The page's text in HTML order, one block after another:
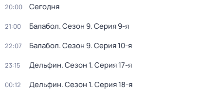
20:00 Сегодня
21:00 Балабол. Сезон 9. Серия 9-я
22:07 Балабол. Сезон 9. Серия 10-я
23:15 Дельфин. Сезон 1. Серия 17-я
00:12 Дельфин. Сезон 1. Серия 18-я